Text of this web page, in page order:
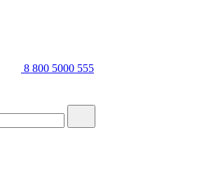
8 800 5000 555